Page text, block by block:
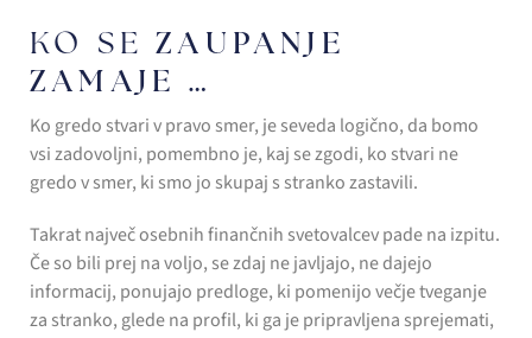
KO SEZAUPANJE
ZAMAJE …
Ko gredo stvari v pravo smer, je seveda logično, da bomo
vsi zadovoljni, pomembno je, kaj se zgodi, ko stvari ne
gredo v smer, ki smo jo skupaj s stranko zastavili.
Takrat največ osebnih finančnih svetovalcev pade na izpitu.
Če so bili prej na voljo, se zdaj ne javljajo, ne dajejo
informacij, ponujajo predloge, ki pomenijo večje tveganje
za stranko, glede na profil, ki ga je pripravljena sprejemati,